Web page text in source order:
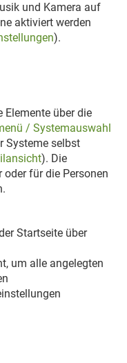
und Kamera auf
aktiviert werden
).
Elemente über die
/ Systemauswahl
Systeme selbst
). Die
oder für die Personen
Startseite über
um alle angelegten